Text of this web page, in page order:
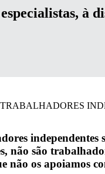
à
independentes
não são
não os apoiamos